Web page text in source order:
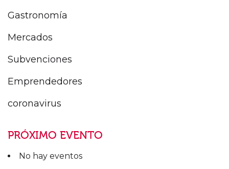
Gastronomía
Mercados
Subvenciones
Emprendedores
coronavirus
PRÓXIMO EVENTO
No hay eventos